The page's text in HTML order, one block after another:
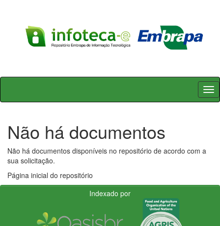
Skip
Não há documentos
Não há documentos disponíveis no repositório de acordo com a
sua solicitação.
Página inicial do repositório
Indexado por